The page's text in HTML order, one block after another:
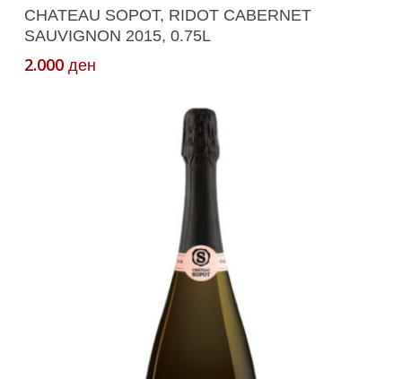
Додади Во Кошничка
CHATEAU SOPOT, RIDOT CABERNET
SAUVIGNON 2015, 0.75L
2.000 ден